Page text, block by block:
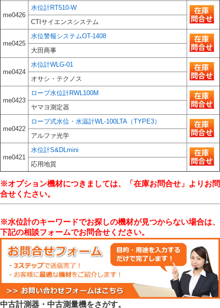
me0426
水位計RT510-W
CTIサイエンスシステム
me0425
水位警報システムOT-1408
大田商事
me0424
水位計WLG-01
オサシ・テクノス
me0423
ロープ水位計RWL100M
ヤマヨ測定器
me0422
ロープ式水位・水温計WL-100LTA（TYPE3）
アルファ光学
me0421
水位計S&DLmini
応用地質
※オプション機材につきましては、「在庫お問合せ」よりお問
合せくたさい。
※水位計のキーワードでお探しの機材が見つからない場合は、
下記の相談フォームでお問合せください。
中古計測器・中古測量機をさがす。